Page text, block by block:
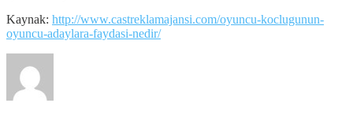
Kaynak: http://www.castreklamajansi.com/oyuncu-koclugunun-
oyuncu-adaylara-faydasi-nedir/